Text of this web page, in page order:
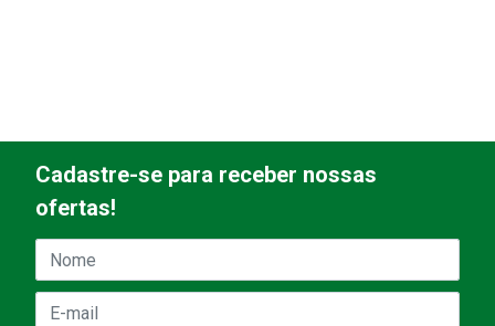
Cadastre-se para receber nossas
ofertas!